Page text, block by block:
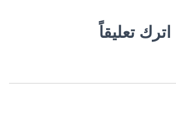
اترك تعليقاً